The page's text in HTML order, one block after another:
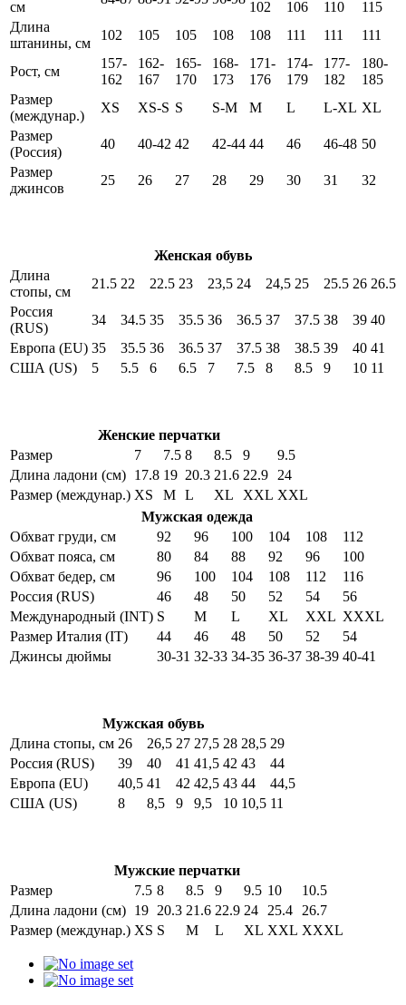
см 102 106 110
115
Длина
штанины, см
102 105 105 108 108 111 111 111
Рост, см
157-
162
162-
167
165-
170
168-
173
171-
176
174-
179
177-
182
180-
185
Размер
(междунар.)
XS XS-S S S-M M L L-XL XL
Размер
(Россия)
40 40-42 42 42-44 44 46 46-48 50
Размер
джинсов
25 26 27 28 29 30 31 32
Женская обувь
Длина
стопы, см
21.5 22 22.5 23 23,5 24 24,5 25 25.5 26 26.5
Россия
(RUS)
34 34.5 35 35.5 36 36.5 37 37.5 38 39 40
Европа (EU) 35 35.5 36 36.5 37 37.5 38 38.5 39 40 41
США (US)
5 5.5 6 6.5 7 7.5 8 8.5 9 10 11
Женские перчатки
Размер
7 7.5 8 8.5 9
9.5
Длина ладони (см) 17.8 19 20.3 21.6 22.9
24
Размер (междунар.) XS M L XL XXL XXL
Мужская одежда
Обхват груди, см
92 96 100 104 108
112
Обхват пояса, см
80 84 88 92 96
100
Обхват бедер, см
96 100 104 108 112
116
Россия (RUS)
46 48 50 52 54
56
Международный (INT) S M L XL XXL XXXL
Размер Италия (IT)
44 46 48 50 52
54
Джинсы дюймы
30-31 32-33 34-35 36-37 38-39 40-41
Мужская обувь
Длина стопы, см 26 26,5 27 27,5 28 28,5 29
Россия (RUS)
39 40 41 41,5 42 43
44
Европа (EU)
40,5 41 42 42,5 43 44
44,5
США (US)
8 8,5 9 9,5 10 10,5 11
Мужские перчатки
Размер
7.5 8 8.5 9 9.5 10
10.5
Длина ладони (см) 19 20.3 21.6 22.9 24 25.4
26.7
Размер (междунар.) XS S M L XL XXL XXXL